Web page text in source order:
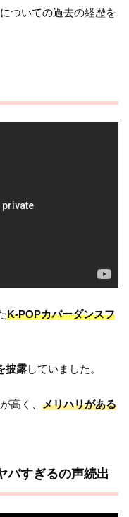
ついての過去の経歴を
K-POPカバーダンスフ
披露していました。
高く、メリハリがある
バすぎるの声続出